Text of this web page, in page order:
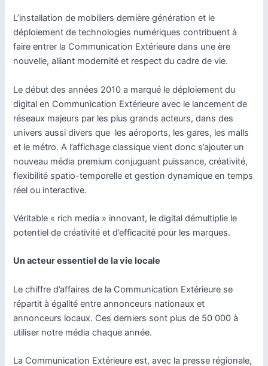
L’installation de mobiliers dernière génération et le
déploiement de technologies numériques contribuent à
faire entrer la Communication Extérieure dans une ère
nouvelle, alliant modernité et respect du cadre de vie.
Le début des années 2010 a marqué le déploiement du
digital en Communication Extérieure avec le lancement de
réseaux majeurs par les plus grands acteurs, dans des
univers aussi divers que les aéroports, les gares, les malls
et le métro. A l’affichage classique vient donc s’ajouter un
nouveau média premium conjuguant puissance, créativité,
flexibilité spatio-temporelle et gestion dynamique en temps
réel ou interactive.
Véritable « rich media » innovant, le digital démultiplie le
potentiel de créativité et d’efficacité pour les marques.
Un acteur essentiel de la vie locale
Le chiffre d’affaires de la Communication Extérieure se
répartit à égalité entre annonceurs nationaux et
annonceurs locaux. Ces derniers sont plus de 50 000 à
utiliser notre média chaque année.
La Communication Extérieure est, avec la presse régionale,